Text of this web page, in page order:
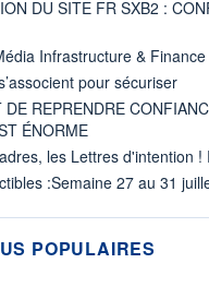
DU SITE FR SXB2 :
Infrastructure & Finance
pour sécuriser
REPRENDRE
ÉNORME
les Lettres d'intention !
:Semaine 27 au 31
POPULAIRES